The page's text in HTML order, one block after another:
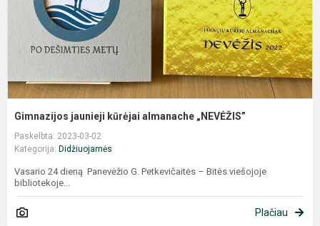
Gimnazijos jaunieji kūrėjai almanache „NEVĖŽIS”
Paskelbta: 2023-03-02
Kategorija: Didžiuojamės
Vasario 24 dieną Panevėžio G. Petkevičaitės – Bitės viešojoje
bibliotekoje...
Plačiau